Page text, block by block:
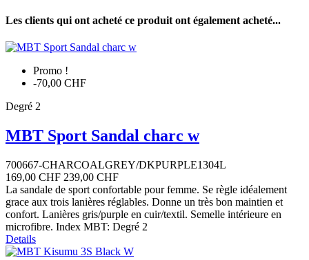
Les clients qui ont acheté ce produit ont également acheté...
Promo !
-70,00 CHF
Degré 2
MBT Sport Sandal charc w
700667-CHARCOALGREY/DKPURPLE1304L
169,00 CHF 239,00 CHF
La sandale de sport confortable pour femme. Se règle idéalement
grace aux trois lanières réglables. Donne un très bon maintien et
confort. Lanières gris/purple en cuir/textil. Semelle intérieure en
microfibre. Index MBT: Degré 2
Details